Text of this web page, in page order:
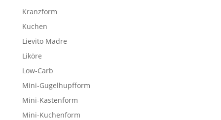
Kranzform
Kuchen
Lievito Madre
Liköre
Low-Carb
Mini-Gugelhupfform
Mini-Kastenform
Mini-Kuchenform